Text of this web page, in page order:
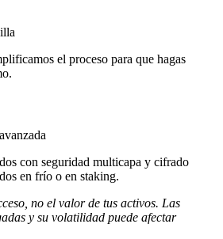
el proceso para que hagas
con seguridad multicapa y cifrado
en frío o en staking.
no el valor de tus activos. Las
y su volatilidad puede afectar